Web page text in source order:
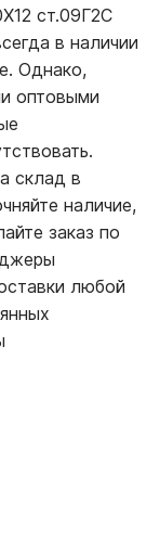
ст.09Г2С
в наличии
Однако,
оптовыми
склад в
наличие,
заказ по
любой